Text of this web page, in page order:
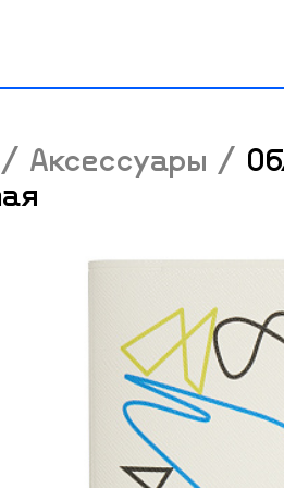
/ Аксессуары /